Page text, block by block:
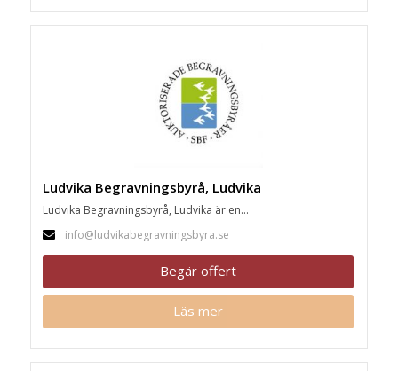
Ludvika Begravningsbyrå, Ludvika
Ludvika Begravningsbyrå, Ludvika är en...
info@ludvikabegravningsbyra.se
Begär offert
Läs mer